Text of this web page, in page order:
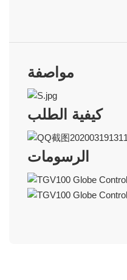
مواصفة
كيفية الطلب
الرسومات